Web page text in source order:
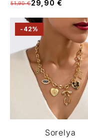
51,90 €29,90 €
-42%
Sorelya